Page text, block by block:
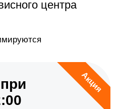
центра
Акция
при